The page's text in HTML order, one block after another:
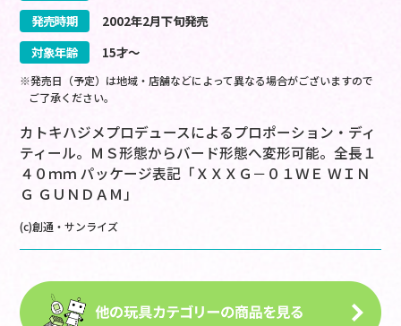
発売時期
2002年2月下旬発売
対象年齢
15才～
※発売日（予定）は地域・店舗などによって異なる場合がございますので
ご了承ください。
カトキハジメプロデュースによるプロポーション・ディ
ティール。ＭＳ形態からバード形態へ変形可能。全長１
４０ｍｍ パッケージ表記「ＸＸＸＧ－０１ＷＥ ＷＩＮ
Ｇ ＧＵＮＤＡＭ」
(c)創通・サンライズ